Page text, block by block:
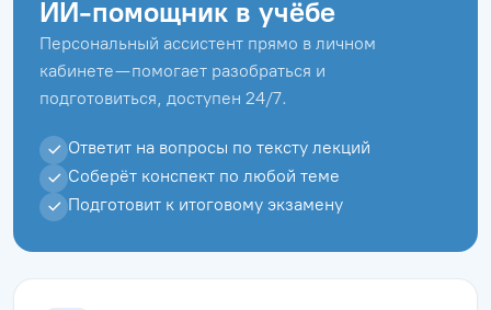
ИИ-помощник в учёбе
Персональный ассистент прямо в личном
кабинете — помогает разобраться и
подготовиться, доступен 24/7.
Ответит на вопросы по тексту лекций
Соберёт конспект по любой теме
Подготовит к итоговому экзамену